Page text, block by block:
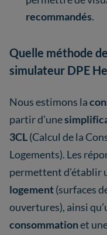
recommandés.
Quelle méthode
simulateur DPE
Nous estimons la
partir d’une
3CL(Calcul de la
Logements). Les
permettent d’établir
logement(surfaces
ouvertures), ainsi
consommationet